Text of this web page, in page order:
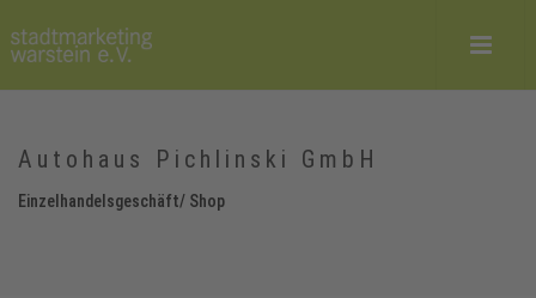
Autohaus Pichlinski GmbH
Einzelhandelsgeschäft/ Shop